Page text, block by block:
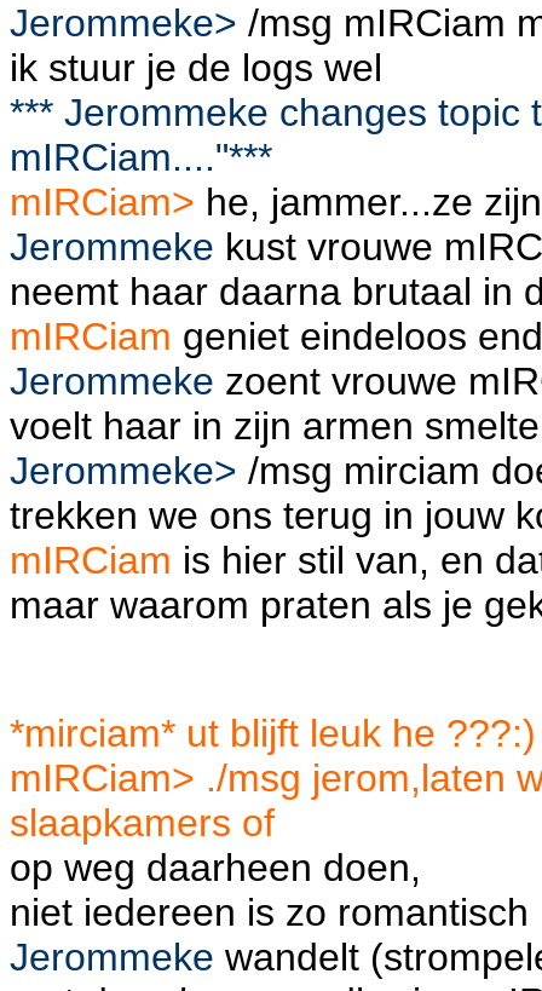
Jerommeke> /msg mIRCiam
ik stuur je de logs wel
*** Jerommeke changes topic
mIRCiam...."***
mIRCiam> he, jammer...ze
Jerommeke kust vrouwe
neemt haar daarna brutaal in
mIRCiam geniet eindeloos
Jerommeke zoent vrouwe
voelt haar in zijn armen
Jerommeke> /msg mirciam
trekken we ons terug in jouw
mIRCiam is hier stil van, en
maar waarom praten als je
*mirciam* ut blijft leuk he ???:)
mIRCiam> ./msg jerom,laten
slaapkamers of
op weg daarheen doen,
niet iedereen is zo
Jerommeke wandelt